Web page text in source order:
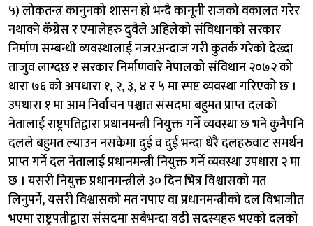
५) लोकतन्त्र कानुनको शासन हो भन्दै कानूनी राजको वकालत गरेर
नथाक्ने कँग्रेस र एमालेहरु दुवैले अहिलेको संविधानको सरकार
निर्माण सम्बन्धी व्यवस्थालाई नजरअन्दाज गरी कुतर्क गरेको देख्दा
ताजुव लाग्दछ र सरकार निर्माणवारे नेपालको संविधान २०७२ को
धारा ७६ को अपधारा १, २, ३, ४ र ५ मा स्पष्ट व्यवस्था गरिएको छ ।
उपधारा १ मा आम निर्वाचन पश्चात संसदमा बहुमत प्राप्त दलको
नेतालाई राष्ट्रपतिद्वारा प्रधानमन्त्री नियुक्त गर्ने व्यवस्था छ भने कुनैपनि
दलले बहुमत ल्याउन नसकेमा दुई व दुई भन्दा धेरै दलहरुवाट समर्थन
प्राप्त गर्ने दल नेतालाई प्रधानमन्त्री नियुक्त गर्ने व्यवस्था उपधारा २ मा
छ । यसरी नियुक्त प्रधानमन्त्रीले ३० दिन भित्र विश्वासको मत
लिनुपर्ने, यसरी विश्वासको मत नपाए वा प्रधानमन्त्रीको दल विभाजीत
भएमा राष्ट्रपतीद्वारा संसदमा सबैभन्दा वढी सदस्यहरु भएको दलको